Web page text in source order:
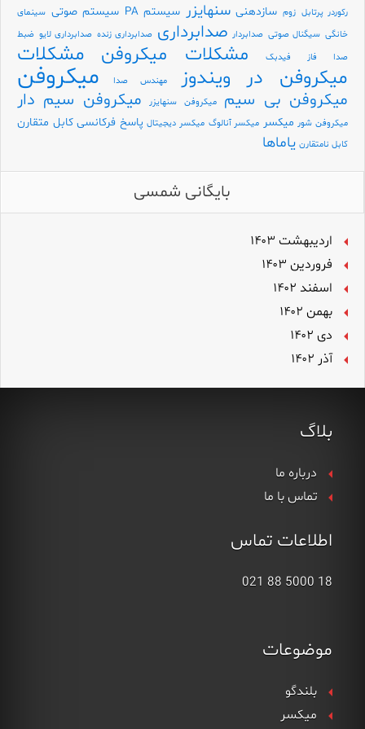
رکوردر پرتابل زوم سازدهنی سنهایزر سیستم PA سیستم صوتی سینمای
خانگی سیگنال صوتی صدابردار صدابرداری صدابرداری زنده صدابرداری لایو ضبط
صدا
فاز فیدبک مشکلات میکروفن
مشکلات
میکروفن در ویندوز
مهندس صدا میکروفن
میکروفن بی سیم میکروفن سنهایزر میکروفن سیم دار
میکروفن شور میکسر میکسر آنالوگ میکسر دیجیتال پاسخ فرکانسی کابل متقارن
کابل نامتقارن یاماها
بایگانی شمسی
اردیبهشت ۱۴۰۳
فروردین ۱۴۰۳
اسفند ۱۴۰۲
بهمن ۱۴۰۲
دی ۱۴۰۲
آذر ۱۴۰۲
بلاگ
درباره ما
تماس با ما
اطلاعات تماس
18 5000 88 021
موضوعات
بلندگو
میکسر